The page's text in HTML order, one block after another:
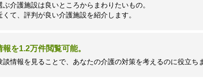
介護施設は良いところからまわりたいもの。
て、評判が良い介護施設を紹介します。
を1.2万件閲覧可能。
談情報を見ることで、あなたの介護の対策を考えるのに役立ち